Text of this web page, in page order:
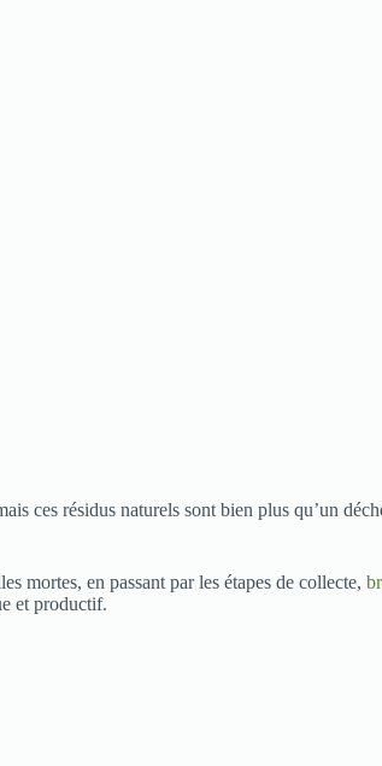
ces résidus naturels sont bien plus qu’un
mortes, en passant par les étapes de collecte,
et productif.